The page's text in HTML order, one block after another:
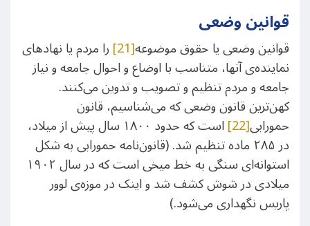
قوانین وضعی
قوانین وضعی یا حقوق موضوعه[21] را مردم یا نهادهای
نماینده‌ی آنها، متناسب با اوضاع و احوال جامعه و نیاز
جامعه و مردم تنظیم و تصویب و تدوین می‌کنند.
کهن‌ترین قانون وضعی که می‌شناسیم، قانون
حمورابی[22] است که حدود ١٨۰۰ سال پیش از میلاد،
در ٢٨۵ ماده تنظیم شد. (قانون‌نامه حمورابی به شکل
استوانه‌ای سنگی به خط میخی است که در سال ١٩۰٢
میلادی در شوش کشف شد و اینک در موزه‌ی لوور
پاریس نگهداری می‌شود.)